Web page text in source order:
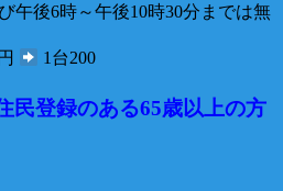
午後6時～午後10時30分までは無
1台200
民登録のある65歳以上の方